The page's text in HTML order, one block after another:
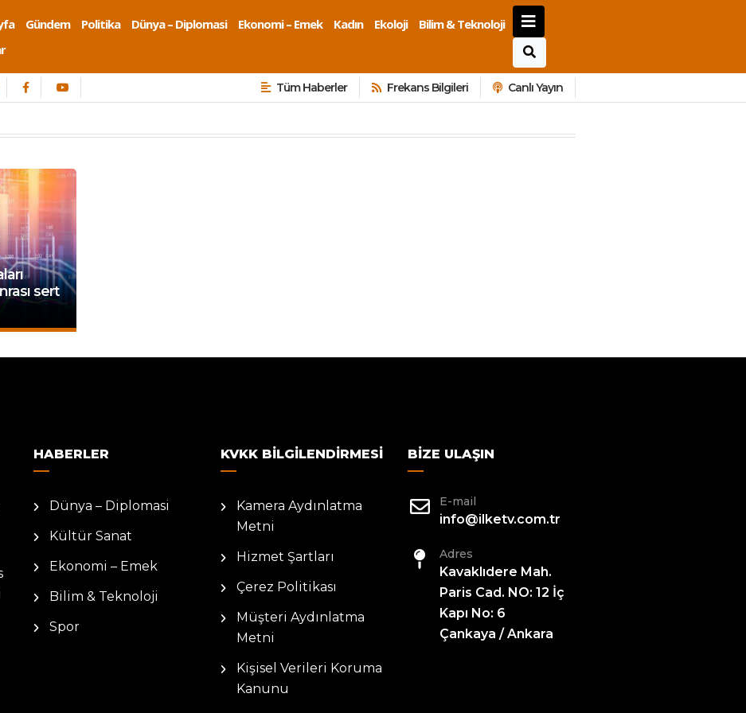
Gündem Politika Dünya – Diplomasi Ekonomi – Emek Kadın Ekoloji
Bilim & Teknoloji
Tüm Haberler Frekans Bilgileri Canlı Yayın
sert
HABERLER
Dünya – Diplomasi
Kültür Sanat
Ekonomi – Emek
Bilim & Teknoloji
Spor
KVKK BILGILENDIRMESI
Kamera Aydınlatma
Metni
Hizmet Şartları
Çerez Politikası
Müşteri Aydınlatma
Metni
Kişisel Verileri Koruma
Kanunu
BIZE ULAŞIN
E-mail
info@ilketv.com.tr
Adres
Kavaklıdere Mah.
Paris Cad. NO: 12 İç
Kapı No: 6
Çankaya / Ankara